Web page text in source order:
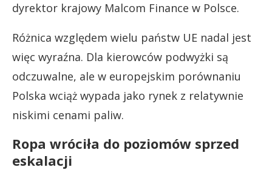
dyrektor krajowy Malcom Finance w Polsce.
Różnica względem wielu państw UE nadal jest
więc wyraźna. Dla kierowców podwyżki są
odczuwalne, ale w europejskim porównaniu
Polska wciąż wypada jako rynek z relatywnie
niskimi cenami paliw.
Ropa wróciła do poziomów sprzed
eskalacji